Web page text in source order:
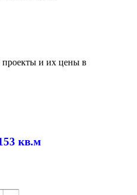
и их цены в
кв.м